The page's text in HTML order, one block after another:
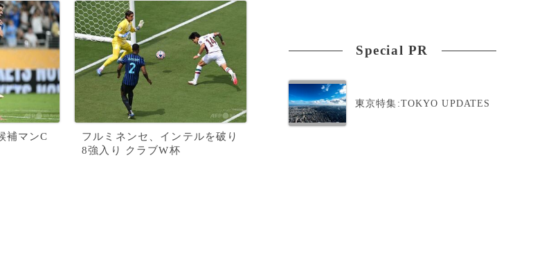
補マンC
フルミネンセ、インテルを破り
8強入り クラブW杯
Special PR
東京特集:TOKYO UPDATES